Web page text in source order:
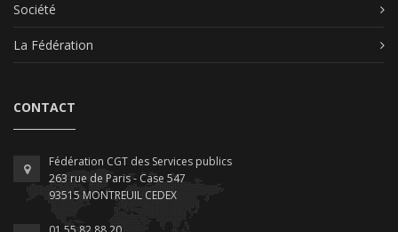
Société
La Fédération
CONTACT
Fédération CGT des Services publics
263 rue de Paris - Case 547
93515 MONTREUIL CEDEX